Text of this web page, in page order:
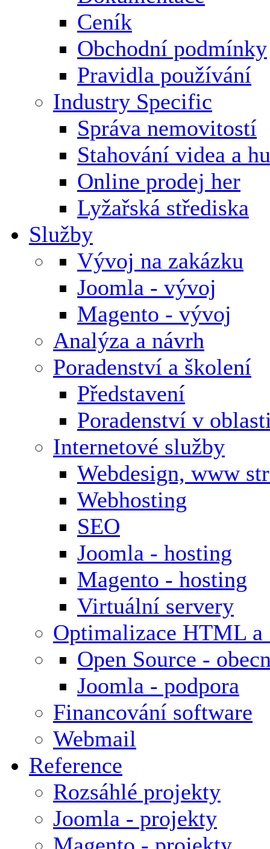
Ceník
Obchodní podmínky
Pravidla používání
Industry Specific
Správa nemovitostí
Stahování videa a
Online prodej her
Lyžařská střediska
Služby
Vývoj na zakázku
Joomla - vývoj
Magento - vývoj
Analýza a návrh
Poradenství a školení
Představení
Poradenství v
Internetové služby
Webdesign, www
Webhosting
SEO
Joomla - hosting
Magento - hosting
Virtuální servery
Optimalizace HTML a
Open Source -
Joomla - podpora
Financování software
Webmail
Reference
Rozsáhlé projekty
Joomla - projekty